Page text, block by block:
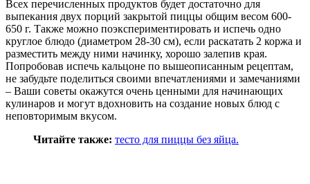
Всех перечисленных продуктов будет достаточно для
выпекания двух порций закрытой пиццы общим весом 600-
650 г. Также можно поэкспериментировать и испечь одно
круглое блюдо (диаметром 28-30 см), если раскатать 2 коржа и
разместить между ними начинку, хорошо залепив края.
Попробовав испечь кальцоне по вышеописанным рецептам,
не забудьте поделиться своими впечатлениями и замечаниями
– Ваши советы окажутся очень ценными для начинающих
кулинаров и могут вдохновить на создание новых блюд с
неповторимым вкусом.
Читайте также: тесто для пиццы без яйца.